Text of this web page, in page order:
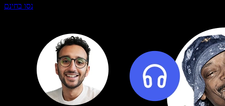
נסו בחינם